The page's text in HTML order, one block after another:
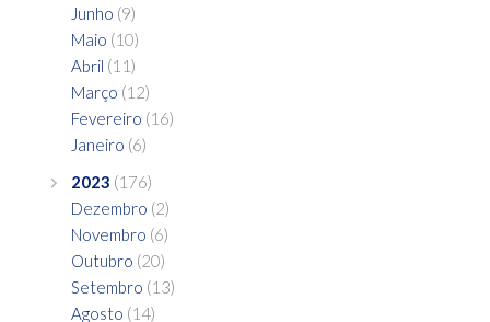
Junho (9)
Maio (10)
Abril (11)
Março (12)
Fevereiro (16)
Janeiro (6)
2023 (176)
Dezembro (2)
Novembro (6)
Outubro (20)
Setembro (13)
Agosto (14)